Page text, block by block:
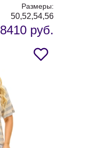
Размеры:
50,52,54,56
8410 руб.